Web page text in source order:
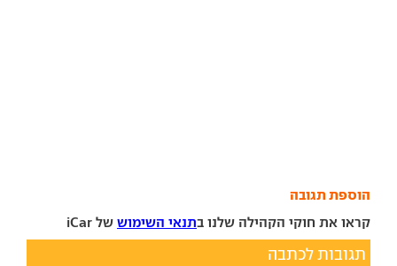
הוספת תגובה
קראו את חוקי הקהילה שלנו בתנאי השימוש של iCar
תגובות לכתבה